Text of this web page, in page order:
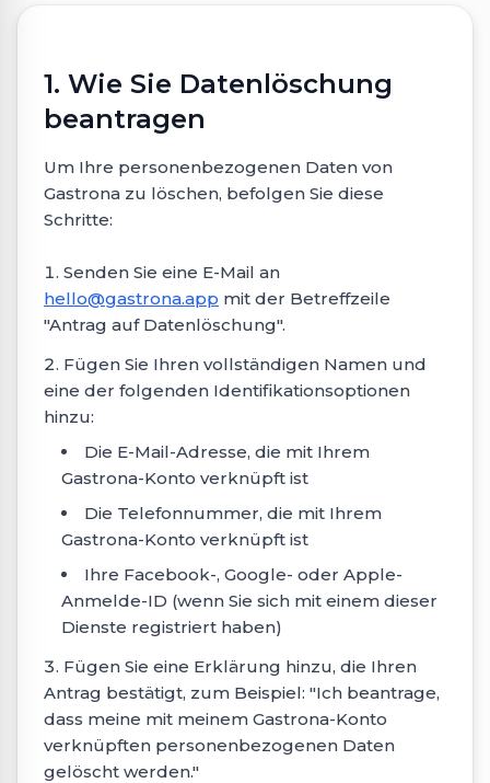
1. Wie Sie Datenlöschung
beantragen
Um Ihre personenbezogenen Daten von
Gastrona zu löschen, befolgen Sie diese
Schritte:
Senden Sie eine E-Mail an
hello@gastrona.app mit der Betreffzeile
"Antrag auf Datenlöschung".
Fügen Sie Ihren vollständigen Namen und
eine der folgenden Identifikationsoptionen
hinzu:
Die E-Mail-Adresse, die mit Ihrem
Gastrona-Konto verknüpft ist
Die Telefonnummer, die mit Ihrem
Gastrona-Konto verknüpft ist
Ihre Facebook-, Google- oder Apple-
Anmelde-ID (wenn Sie sich mit einem dieser
Dienste registriert haben)
Fügen Sie eine Erklärung hinzu, die Ihren
Antrag bestätigt, zum Beispiel: "Ich beantrage,
dass meine mit meinem Gastrona-Konto
verknüpften personenbezogenen Daten
gelöscht werden."